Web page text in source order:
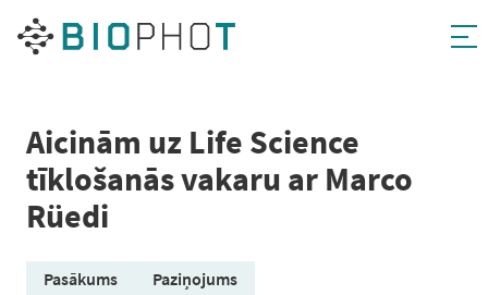
Pāriet
Aicinām uz Life Science
tīklošanās vakaru ar Marco
Rüedi
Pasākums Paziņojums